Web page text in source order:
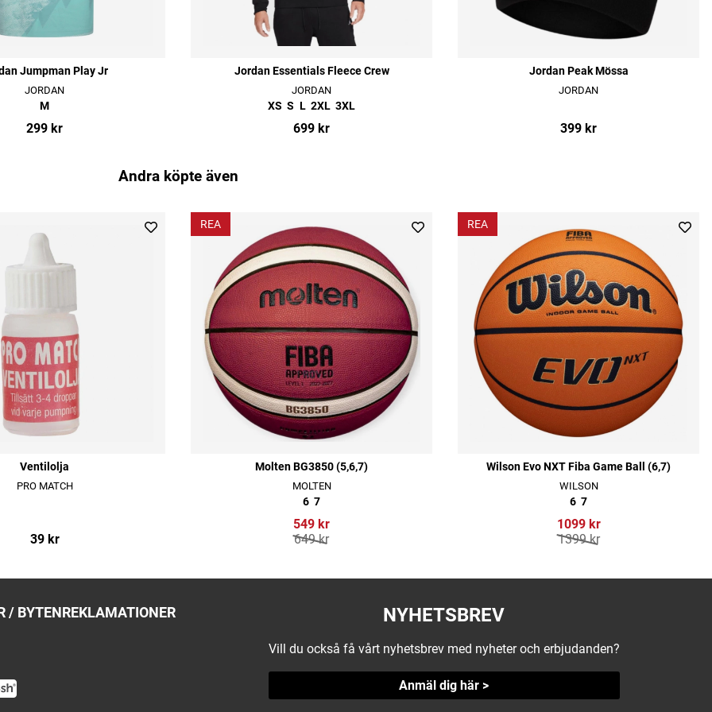
Jumpman Play Jr
JORDAN
M
299 kr
Jordan Essentials Fleece Crew
JORDAN
XS S L 2XL 3XL
699 kr
Jordan Peak Mössa
JORDAN
399 kr
Andra köpte även
Ventilolja
PRO MATCH
39 kr
REA
Molten BG3850 (5,6,7)
MOLTEN
6 7
549 kr
649 kr
REA
Wilson Evo NXT Fiba Game Ball (6,7)
WILSON
6 7
1099 kr
1399 kr
/ BYTENREKLAMATIONER NYHETSBREV
Vill du också få vårt nyhetsbrev med nyheter och erbjudanden?
Anmäl dig här >